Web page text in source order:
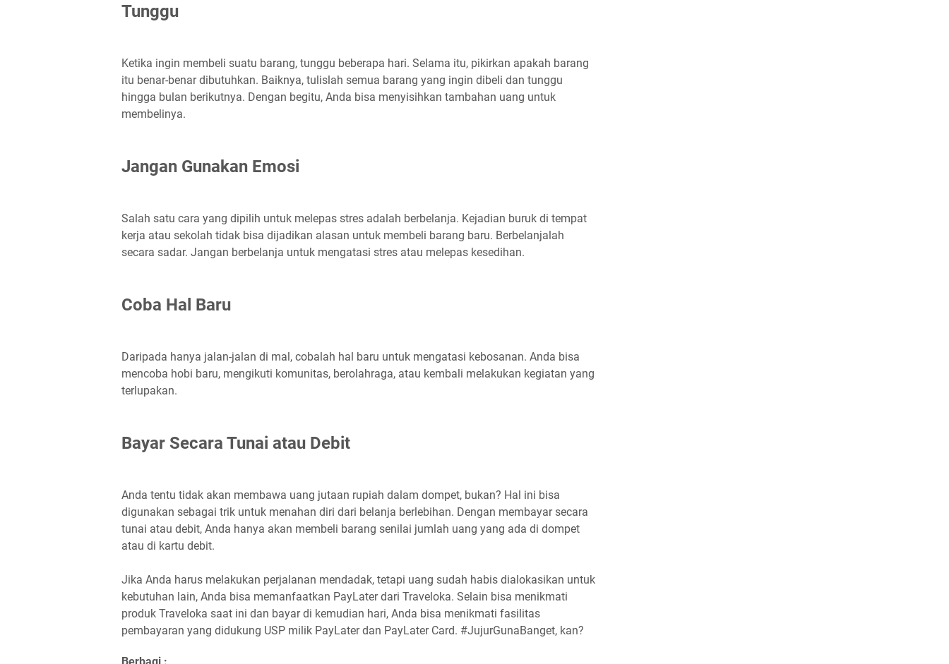
Tunggu
Ketika ingin membeli suatu barang, tunggu beberapa hari. Selama itu, pikirkan apakah barang
itu benar-benar dibutuhkan. Baiknya, tulislah semua barang yang ingin dibeli dan tunggu
hingga bulan berikutnya. Dengan begitu, Anda bisa menyisihkan tambahan uang untuk
membelinya.
Jangan Gunakan Emosi
Salah satu cara yang dipilih untuk melepas stres adalah berbelanja. Kejadian buruk di tempat
kerja atau sekolah tidak bisa dijadikan alasan untuk membeli barang baru. Berbelanjalah
secara sadar. Jangan berbelanja untuk mengatasi stres atau melepas kesedihan.
Coba Hal Baru
Daripada hanya jalan-jalan di mal, cobalah hal baru untuk mengatasi kebosanan. Anda bisa
mencoba hobi baru, mengikuti komunitas, berolahraga, atau kembali melakukan kegiatan yang
terlupakan.
Bayar Secara Tunai atau Debit
Anda tentu tidak akan membawa uang jutaan rupiah dalam dompet, bukan? Hal ini bisa
digunakan sebagai trik untuk menahan diri dari belanja berlebihan. Dengan membayar secara
tunai atau debit, Anda hanya akan membeli barang senilai jumlah uang yang ada di dompet
atau di kartu debit.
Jika Anda harus melakukan perjalanan mendadak, tetapi uang sudah habis dialokasikan untuk
kebutuhan lain, Anda bisa memanfaatkan PayLater dari Traveloka. Selain bisa menikmati
produk Traveloka saat ini dan bayar di kemudian hari, Anda bisa menikmati fasilitas
pembayaran yang didukung USP milik PayLater dan PayLater Card. #JujurGunaBanget, kan?
Berbagi :